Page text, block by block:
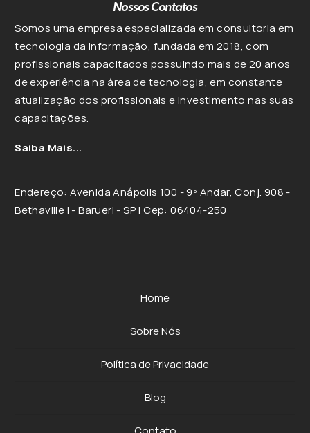
Nossos Contatos
Somos uma empresa especializada em consultoria em
tecnologia da informação, fundada em 2018, com
profissionais capacitados possuindo mais de 20 anos
de experiência na área de tecnologia, em constante
atualização dos profissionais e investimento nas suas
capacitações.
Saiba Mais...
Endereço: Avenida Anápolis 100 - 9º Andar, Conj. 908 -
Bethaville I - Barueri - SP | Cep: 06404-250
Home
Sobre Nós
Política de Privacidade
Blog